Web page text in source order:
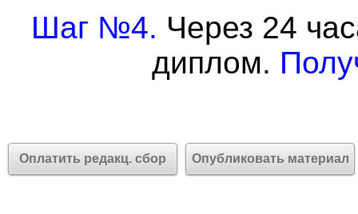
Шаг №4. Через 24
диплом.
Оплатить редакц. сбор Опубликовать материал